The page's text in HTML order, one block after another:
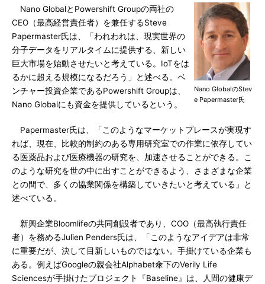
Nano GlobalのStev
e Papermaster氏
Nano GlobalとPowershift Groupの両社の
CEO（最高経営責任者）を兼任するSteve
Papermaster氏は、「われわれは、現実世界の
分子データをリアルタイムに提供する、新しい
巨大市場を始動させたいと考えている。IoTをは
るかに超える規模になるだろう」と述べる。ベ
ンチャー投資企業であるPowershift Groupは、
Nano Globalにも資金を提供しているという。
Papermaster氏は、「このようなマーケットプレースが実現す
れば、現在、比較的制約のある専用研究室での作業に依存してい
る医薬品および医療機器の研究を、加速させることができる。こ
のような研究を世の中に出すことができるよう、さまざまな企業
との間で、多くの協業関係を構築していきたいと考えている」と
述べている。
新興企業Bloomlifeの共同創設者であり、COO（最高執行責任
者）を務めるJulien Penders氏は、「このようなアイデアは非常
に重要だが、決して目新しいものではない。手掛けている企業も
ある。例えばGoogleの親会社Alphabet傘下のVerily Life
Sciencesが手掛けたプロジェクト『Baseline』は、人間の健康デ